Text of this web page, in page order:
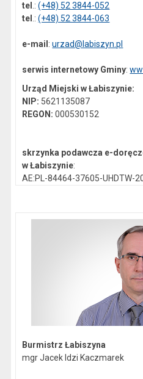
tel .:(+48) 52 3844-052
tel .:(+48) 52 3844-063
e-mail :urzad@labiszyn.pl
serwis internetowy Gminy:
Urząd Miejski w Łabiszynie:
NIP: 5621135087
REGON:000530152
skrzynka podawcza e-
w Łabiszynie:
AE:PL-84464-37605-UHDTW-
skrzynka podawcza epuap:
Burmistrz Łabiszyna
mgr Jacek Idzi Kaczmarek